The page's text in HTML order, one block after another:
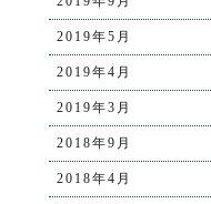
2019年5月
2019年4月
2019年3月
2018年9月
2018年4月